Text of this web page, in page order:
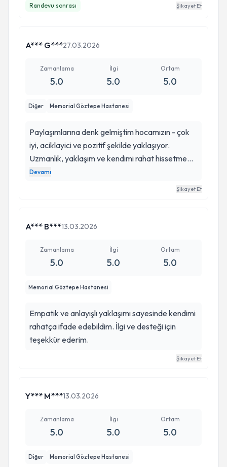
Randevu sonrası Şikayet Et
A*** G***27.03.2026
Zamanlama
5.0
İlgi
5.0
Ortam
5.0
Diğer Memorial Göztepe Hastanesi
Paylaşımlarına denk gelmiştim hocamızın - çok
iyi, aciklayici ve pozitif şekilde yaklaşıyor.
Uzmanlık, yaklaşım ve kendimi rahat hissetmem
benim için çok önemliydi. Yorum bırakma
akışkanlığım yoktur ama hocamizin desteklerine
düşünenlere en azından iletişime geçmesini
Devamı
Şikayet Et
A*** B***13.03.2026
Zamanlama
5.0
İlgi
5.0
Ortam
5.0
Memorial Göztepe Hastanesi
Empatik ve anlayışlı yaklaşımı sayesinde kendimi
rahatça ifade edebildim. İlgi ve desteği için
teşekkür ederim.
Şikayet Et
Y*** M***13.03.2026
Zamanlama
5.0
İlgi
5.0
Ortam
5.0
Diğer Memorial Göztepe Hastanesi